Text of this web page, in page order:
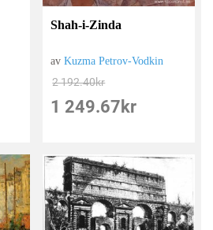
Shah-i-Zinda
avKuzma Petrov-Vodkin
2 192.40kr
1 249.67 kr